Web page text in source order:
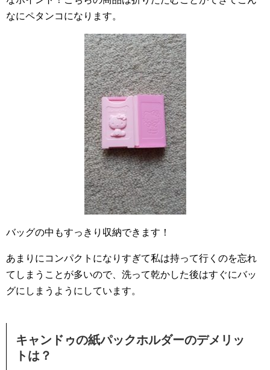
なにペタンコになります。
バッグの中もすっきり収納できます！
あまりにコンパクトになりすぎて私は持って行くのを忘れ
てしまうことが多いので、洗って乾かした後はすぐにバッ
グにしまうようにしています。
キャンドゥの紙パックホルダーのデメリッ
トは？